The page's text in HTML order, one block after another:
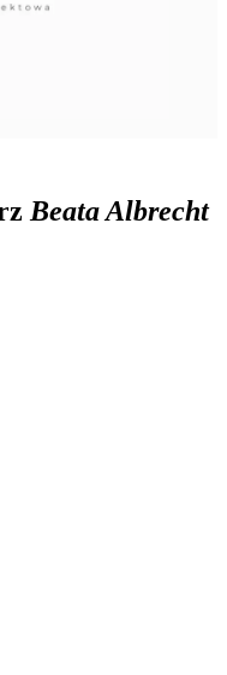
Beata Albrecht